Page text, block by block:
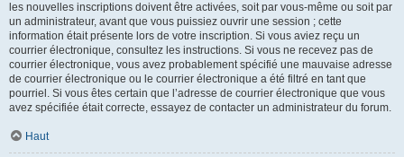
les nouvelles inscriptions doivent être activées, soit par vous-même ou soit par
un administrateur, avant que vous puissiez ouvrir une session ; cette
information était présente lors de votre inscription. Si vous aviez reçu un
courrier électronique, consultez les instructions. Si vous ne recevez pas de
courrier électronique, vous avez probablement spécifié une mauvaise adresse
de courrier électronique ou le courrier électronique a été filtré en tant que
pourriel. Si vous êtes certain que l’adresse de courrier électronique que vous
avez spécifiée était correcte, essayez de contacter un administrateur du forum.
Haut